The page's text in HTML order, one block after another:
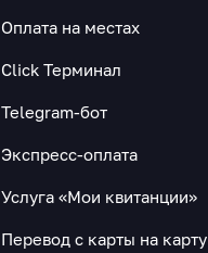
Оплата на местах
Click Терминал
Telegram-бот
Экспресс-оплата
Услуга «Мои квитанции»
Перевод с карты на карту